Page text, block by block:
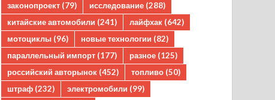
законопроект (79) исследование (288)
китайские автомобили (241) лайфхак (642)
мотоциклы (96) новые технологии (82)
параллельный импорт (177) разное (125)
российский авторынок (452) топливо (50)
штраф (232) электромобили (99)